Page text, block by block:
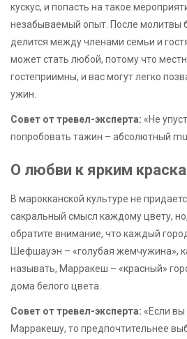
кускус, и попасть на такое
незабываемый опыт. После молитвы
делится между членами семьи и
может стать любой, потому что
гостеприимны, и вас могут легко
ужин.
Совет от тревел-эксперта: «Не
попробовать тажин – абсолютный
О любви к ярким
В марокканской культуре не
сакральный смысл каждому цвету,
обратите внимание, что каждый
Шефшауэн – «голубая жемчужина»,
называть, Марракеш – «красный»
дома белого цвета.
Совет от тревел-эксперта: «Если вы
Марракешу, то предпочтительнее